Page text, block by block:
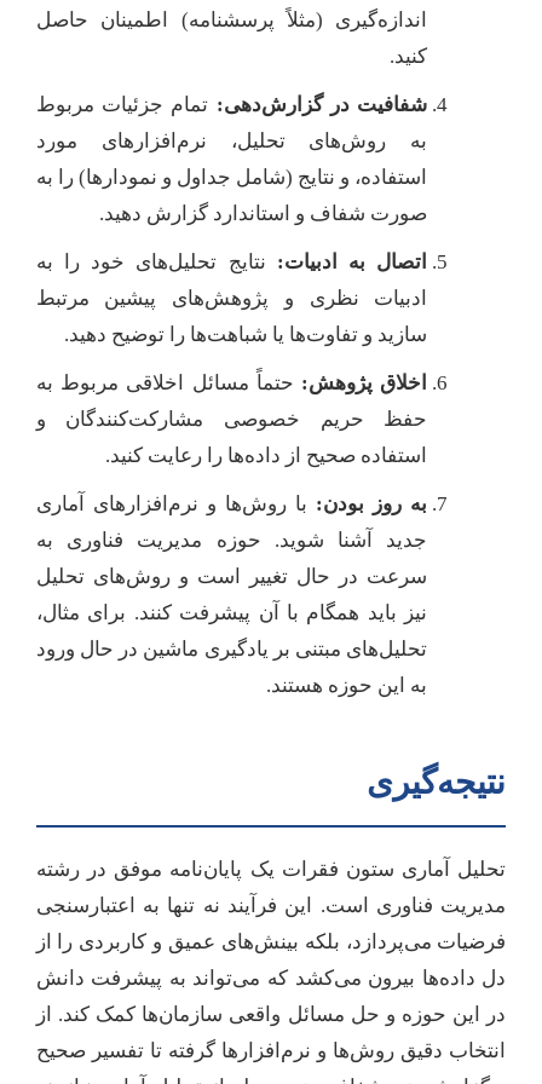
اندازه‌گیری (مثلاً پرسشنامه) اطمینان حاصل
کنید.
شفافیت در گزارش‌دهی: تمام جزئیات مربوط
به روش‌های تحلیل، نرم‌افزارهای مورد
استفاده، و نتایج (شامل جداول و نمودارها) را به
صورت شفاف و استاندارد گزارش دهید.
اتصال به ادبیات: نتایج تحلیل‌های خود را به
ادبیات نظری و پژوهش‌های پیشین مرتبط
سازید و تفاوت‌ها یا شباهت‌ها را توضیح دهید.
اخلاق پژوهش: حتماً مسائل اخلاقی مربوط به
حفظ حریم خصوصی مشارکت‌کنندگان و
استفاده صحیح از داده‌ها را رعایت کنید.
به روز بودن: با روش‌ها و نرم‌افزارهای آماری
جدید آشنا شوید. حوزه مدیریت فناوری به
سرعت در حال تغییر است و روش‌های تحلیل
نیز باید همگام با آن پیشرفت کنند. برای مثال،
تحلیل‌های مبتنی بر یادگیری ماشین در حال ورود
به این حوزه هستند.
نتیجه‌گیری
تحلیل آماری ستون فقرات یک پایان‌نامه موفق در رشته
مدیریت فناوری است. این فرآیند نه تنها به اعتبارسنجی
فرضیات می‌پردازد، بلکه بینش‌های عمیق و کاربردی را از
دل داده‌ها بیرون می‌کشد که می‌تواند به پیشرفت دانش
در این حوزه و حل مسائل واقعی سازمان‌ها کمک کند. از
انتخاب دقیق روش‌ها و نرم‌افزارها گرفته تا تفسیر صحیح